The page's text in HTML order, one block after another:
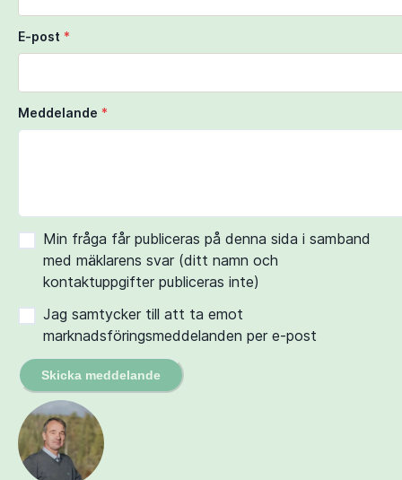
E-post *
Meddelande *
Min fråga får publiceras på denna sida i samband
med mäklarens svar (ditt namn och
kontaktuppgifter publiceras inte)
Jag samtycker till att ta emot
marknadsföringsmeddelanden per e-post
Skicka meddelande